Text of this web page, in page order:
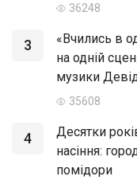
36248
3
«Вчились в
на одній
музики
35608
4
Десятки
насіння:
помідори